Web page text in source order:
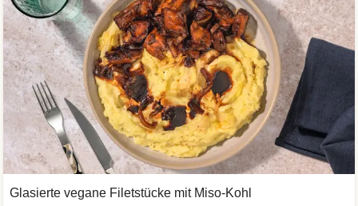
Glasierte vegane Filetstücke mit Miso-Kohl